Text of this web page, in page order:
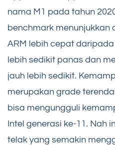
nama M1 pada tahun
benchmark menunjukkan
ARM lebih cepat
lebih sedikit panas dan
jauh lebih sedikit.
merupakan grade
bisa mengungguli
Intel generasi ke-11. Nah
telak yang semakin